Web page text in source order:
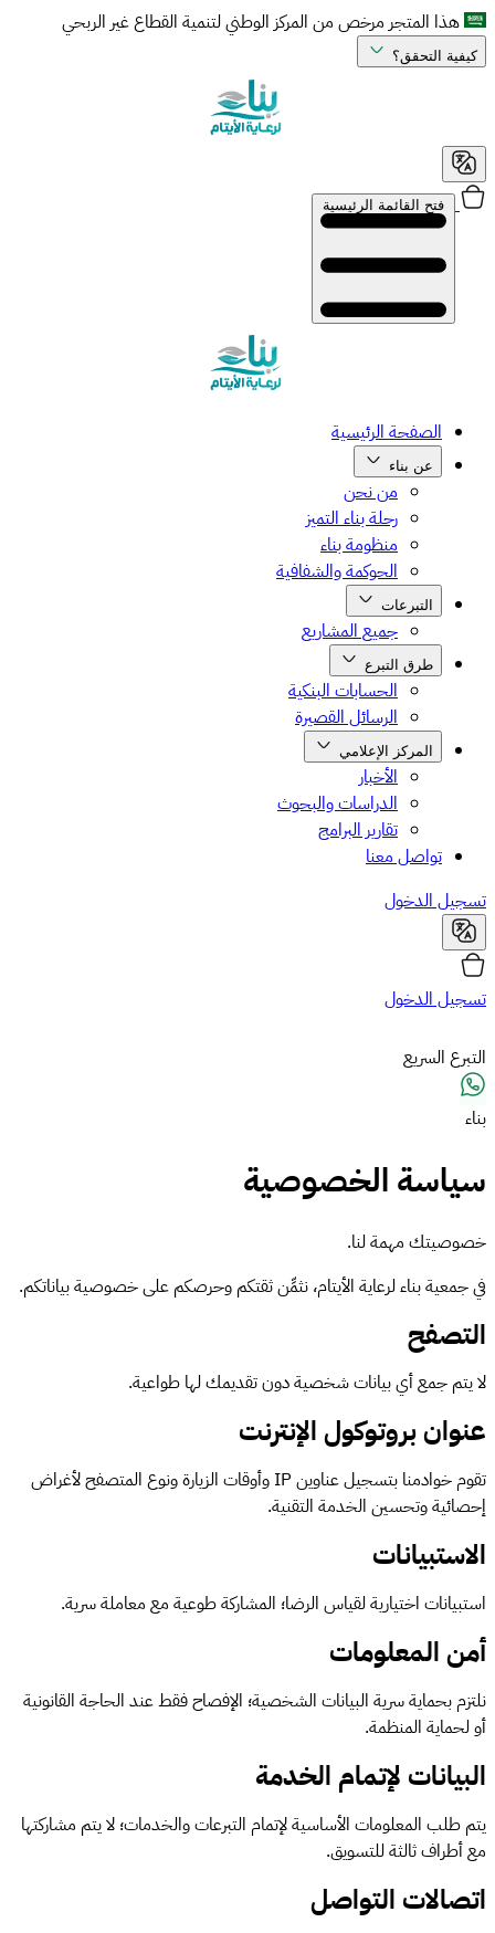
هذا المتجر مرخص من المركز الوطني لتنمية القطاع غير الربحي
كيفية التحقق؟
فتح القائمة الرئيسية
الصفحة الرئيسية
عن بناء
من نحن
رحلة بناء التميز
منظومة بناء
الحوكمة والشفافية
التبرعات
جميع المشاريع
طرق التبرع
الحسابات البنكية
الرسائل القصيرة
المركز الإعلامي
الأخبار
الدراسات والبحوث
تقارير البرامج
تواصل معنا
تسجيل الدخول
تسجيل الدخول
التبرع السريع
بناء
سياسة الخصوصية
خصوصيتك مهمة لنا.
في جمعية بناء لرعاية الأيتام، نثمِّن ثقتكم وحرصكم على خصوصية بياناتكم.
التصفح
لا يتم جمع أي بيانات شخصية دون تقديمك لها طواعية.
عنوان بروتوكول الإنترنت
تقوم خوادمنا بتسجيل عناوين IP وأوقات الزيارة ونوع المتصفح لأغراض
إحصائية وتحسين الخدمة التقنية.
الاستبيانات
استبيانات اختيارية لقياس الرضا؛ المشاركة طوعية مع معاملة سرية.
أمن المعلومات
نلتزم بحماية سرية البيانات الشخصية؛ الإفصاح فقط عند الحاجة القانونية
أو لحماية المنظمة.
البيانات لإتمام الخدمة
يتم طلب المعلومات الأساسية لإتمام التبرعات والخدمات؛ لا يتم مشاركتها
مع أطراف ثالثة للتسويق.
اتصالات التواصل